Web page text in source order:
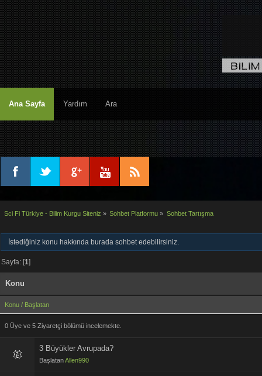
Ana Sayfa Yardım Ara
Sci Fi Türkiye - Bilim Kurgu Siteniz » Sohbet Platformu » Sohbet Tartışma
İstediğiniz konu hakkında burada sohbet edebilirsiniz.
Sayfa: [1]
Konu
Konu / Başlatan
0 Üye ve 5 Ziyaretçi bölümü incelemekte.
3 Büyükler Avrupada?
BaşlatanAllen990